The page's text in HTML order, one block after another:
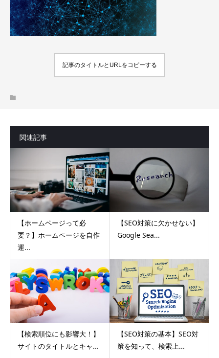
記事のタイトルとURLをコピーする
関連記事
【ホームページって必
要？】ホームページを自作
運...
【SEO対策に欠かせない】
Google Sea...
【検索順位にも影響大！】
サイトのタイトルとキャ...
【SEO対策の基本】SEO対
策を知って、検索上...